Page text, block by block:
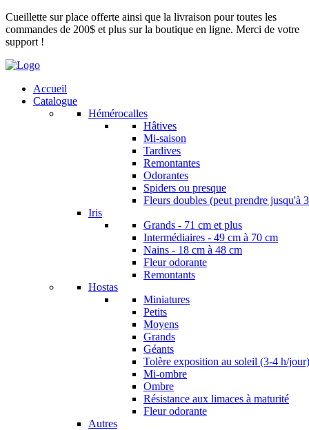
Cueillette sur place offerte ainsi que la livraison pour toutes les
commandes de 200$ et plus sur la boutique en ligne. Merci de votre
support !
Accueil
Catalogue
Hémérocalles
Hâtives
Mi-saison
Tardives
Remontantes
Odorantes
Spiders ou presque
Fleurs doubles (peut prendre jusqu'à
Iris
Grands - 71 cm et plus
Intermédiaires - 49 cm à 70 cm
Nains - 18 cm à 48 cm
Fleur odorante
Remontants
Hostas
Miniatures
Petits
Moyens
Grands
Géants
Tolère exposition au soleil (3-4 h/jour)
Mi-ombre
Ombre
Résistance aux limaces à maturité
Fleur odorante
Autres